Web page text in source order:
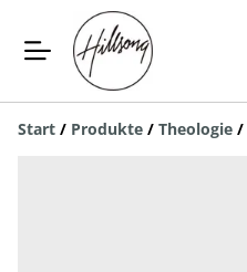
Start / Produkte / Theologie /